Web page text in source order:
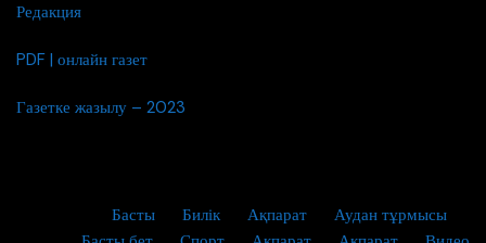
Редакция
PDF | онлайн газет
Газетке жазылу – 2023
Басты Билік Ақпарат
Аудан тұрмысы